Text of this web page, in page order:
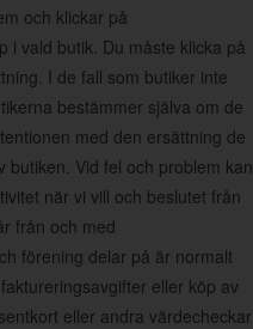
och klickar på
i vald butik. Du måste klicka på
I de fall som butiker inte
bestämmer själva om de
med den ersättning de
butiken. Vid fel och problem kan
när vi vill och beslutet från
från och med
förening delar på är normalt
eller köp av
eller andra värdecheckar